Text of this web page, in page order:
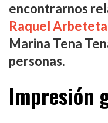
encontrarnos
Raquel Arbeteta
Marina Tena
personas.
Impresión